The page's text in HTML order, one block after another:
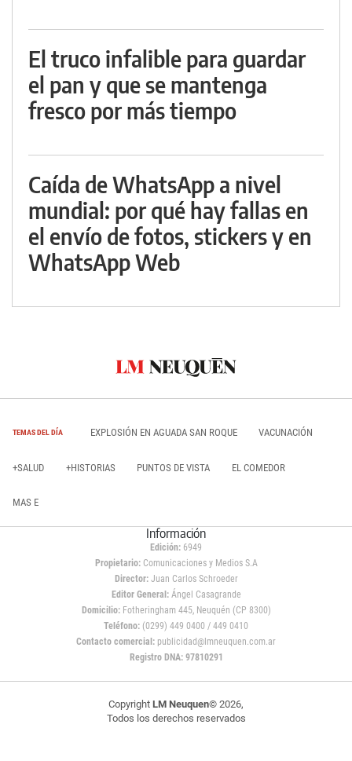
El truco infalible para guardar
el pan y que se mantenga
fresco por más tiempo
Caída de WhatsApp a nivel
mundial: por qué hay fallas en
el envío de fotos, stickers y en
WhatsApp Web
TEMAS DEL DÍA EXPLOSIÓN EN AGUADA SAN ROQUE VACUNACIÓN
+SALUD +HISTORIAS PUNTOS DE VISTA EL COMEDOR
MAS E
Información
Edición: 6949
Propietario:Comunicaciones y Medios S.A
Director: Juan Carlos Schroeder
Editor General:Ángel Casagrande
Domicilio:Fotheringham 445, Neuquén (CP 8300)
Teléfono: (0299) 449 0400 / 449 0410
Contacto comercial: publicidad@lmneuquen.com.ar
Registro DNA: 97810291
Copyright LM Neuquen© 2026,
Todos los derechos reservados